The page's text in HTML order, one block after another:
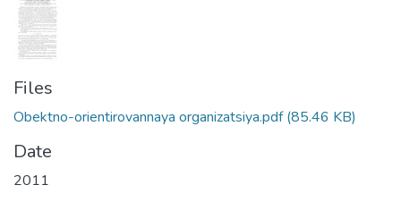
Files
Obektno-orientirovannaya organizatsiya.pdf(85.46 KB)
Date
2011